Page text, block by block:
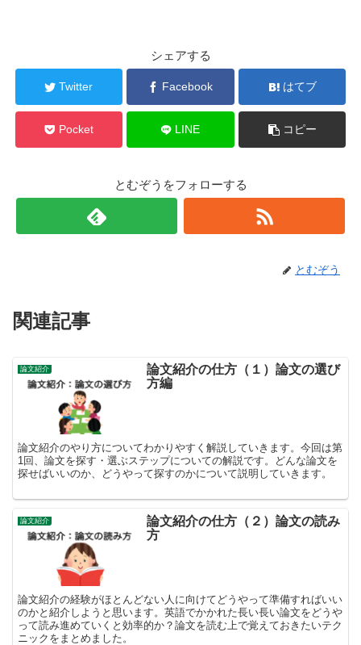
シェアする
Twitter Facebook はてブ
Pocket LINE コピー
とむぞうをフォローする
とむぞう
関連記事
論文紹介
論文紹介の仕方（１）論文の選び
方編
論文紹介のやり方についてわかりやすく解説していきます。今回は第
1回、論文を探す・選ぶステップについての解説です。どんな論文を
探せばいいのか、どうやって探すのかについて説明していきます。
論文紹介
論文紹介の仕方（２）論文の読み
方
論文紹介の経験がほとんどない人に向けてどうやって準備すればいい
のかと紹介しようと思います。英語でかかれた長い長い論文をどうや
って読み進めていくと効率的か？論文を読む上で覚えておきたいテク
ニックをまとめました。